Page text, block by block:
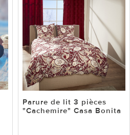
Parure de lit 3 pièces
"Cachemire" Casa Bonita